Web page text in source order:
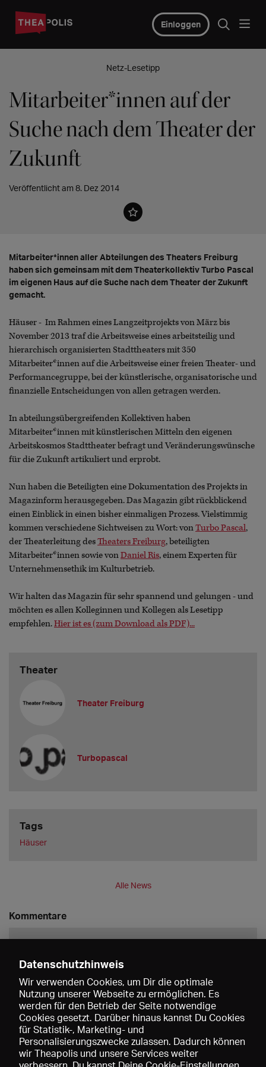
Einloggen
Netz-Lesetipp
Mitarbeiter*innen auf der
Suche nach dem Theater der
Zukunft
Veröffentlicht am 8. Dez 2014
Mitarbeiter*innen aller Abteilungen des Theaters Freiburg
haben sich gemeinsam mit dem Theaterkollektiv Turbo Pascal
im eigenen Haus auf die Suche nach dem Theater der Zukunft
gemacht.
Häuser - Im Rahmen eines Langzeitprojekts von März bis
November 2013 traf die Arbeitsweise eines arbeitsteilig und
hierarchisch organisierten Stadttheaters mit 350
Mitarbeiter*innen auf die Arbeitsweise einer freien Theater- und
Performancegruppe, bei der künstlerische, organisatorische und
finanzielle Entscheidungen von allen getragen werden.
In abteilungsübergreifenden Kollektiven haben
Mitarbeiter*innen mit künstlerischen Mitteln den eigenen
Arbeitskosmos Stadttheater befragt und Veränderungswünsche
für die Zukunft artikuliert und erprobt.
Nun haben die Beteiligten eine Dokumentation des Projekts in
Magazinform herausgegeben. Das Magazin gibt rückblickend
einen Einblick in einen bisher einmaligen Prozess. Vielstimmig
kommen verschiedene Sichtweisen zu Wort: vonTurbo Pascal,
der Theaterleitung desTheaters Freiburg, beteiligten
Mitarbeiter*innen sowie vonDaniel Ris, einem Experten für
Unternehmensethik im Kulturbetrieb.
Wir halten das Magazin für sehr spannend und gelungen - und
möchten es allen Kolleginnen und Kollegen als Lesetipp
empfehlen.Hier ist es (zum Download als PDF)...
Theater
Theater Freiburg
Turbopascal
Tags
Häuser
Alle News
Kommentare
Speichern
Datenschutzhinweis
Wir verwenden Cookies, um Dir die optimale
Nutzung unserer Webseite zu ermöglichen. Es
werden für den Betrieb der Seite notwendige
Cookies gesetzt. Darüber hinaus kannst Du Cookies
für Statistik-, Marketing- und
Personalisierungszwecke zulassen. Dadurch können
wir Theapolis und unsere Services weiter